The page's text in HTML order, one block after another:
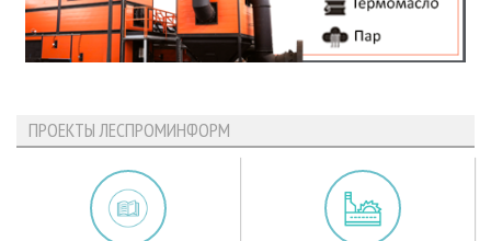
ПРОЕКТЫ ЛЕСПРОМИНФОРМ